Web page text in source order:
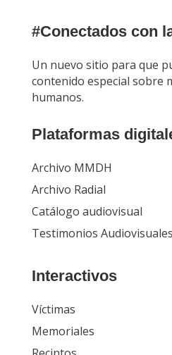
Un nuevo sitio para que
contenido especial sobre
Archivo MMDH
Archivo Radial
Catálogo audiovisual
Víctimas
Memoriales